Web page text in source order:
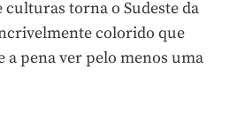
culturas torna o Sudeste da
colorido que
pena ver pelo menos uma